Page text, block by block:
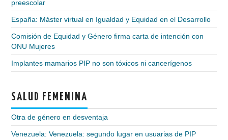
preescolar
España: Máster virtual en Igualdad y Equidad en el Desarrollo
Comisión de Equidad y Género firma carta de intención con
ONU Mujeres
Implantes mamarios PIP no son tóxicos ni cancerígenos
SALUD FEMENINA
Otra de género en desventaja
Venezuela: Venezuela: segundo lugar en usuarias de PIP